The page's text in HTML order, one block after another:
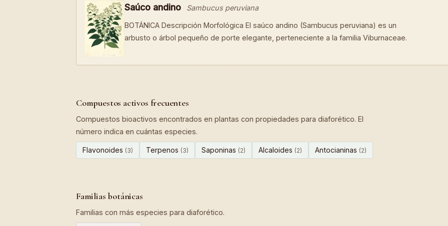
Saúco andino Sambucus peruviana
BOTÁNICA Descripción Morfológica El saúco andino (Sambucus peruviana) es un
arbusto o árbol pequeño de porte elegante, perteneciente a la familia Viburnaceae.
Compuestos activos frecuentes
Compuestos bioactivos encontrados en plantas con propiedades para diaforético. El
número indica en cuántas especies.
Flavonoides (3) Terpenos (3) Saponinas (2) Alcaloides (2) Antocianinas (2)
Familias botánicas
Familias con más especies para diaforético.